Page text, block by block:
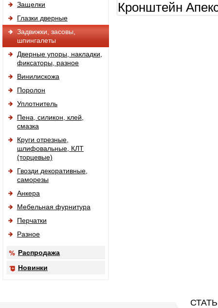
Защелки
Глазки дверные
Задвижки, засовы,
шпингалеты
Дверные упоры, накладки,
фиксаторы, разное
Винилискожа
Поролон
Уплотнитель
Пена, силикон, клей,
смазка
Круги отрезные,
шлифовальные, КЛТ
(торцевые)
Гвозди декоративные,
саморезы
Анкера
Мебельная фурнитура
Перчатки
Разное
Распродажа
Новинки
Кронштейн